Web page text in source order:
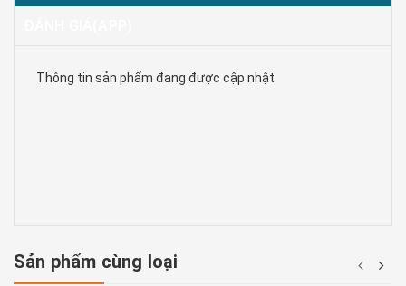
Thông tin sản phẩm đang được cập nhật
Sản phẩm cùng loại